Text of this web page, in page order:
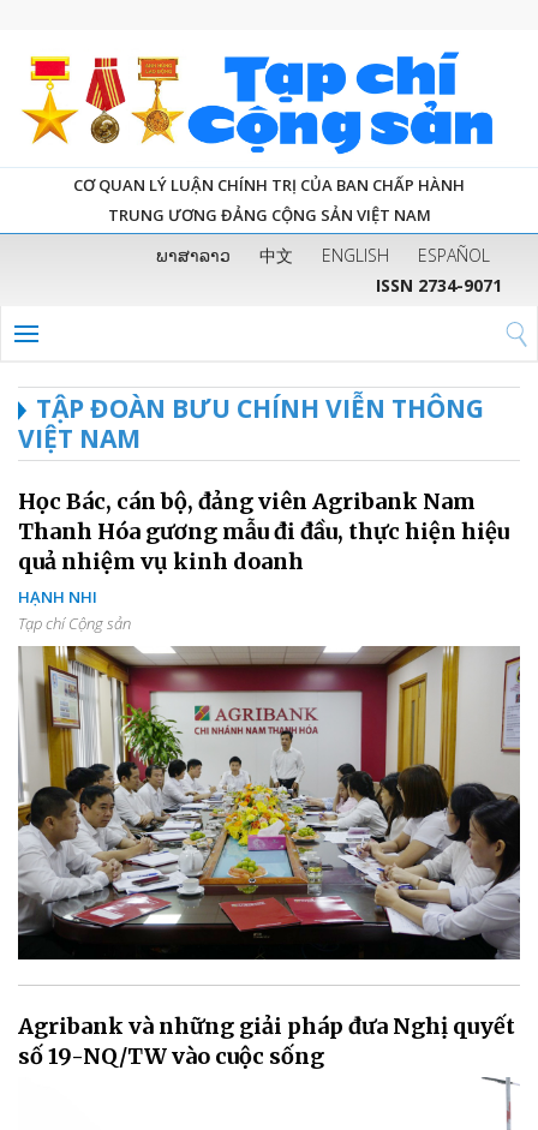
CƠ QUAN LÝ LUẬN CHÍNH TRỊ CỦA BAN CHẤP HÀNH
TRUNG ƯƠNG ĐẢNG CỘNG SẢN VIỆT NAM
ພາສາລາວ 中文 ENGLISH
ESPAÑOL
ISSN 2734-9071
TẬP ĐOÀN BƯU CHÍNH VIỄN THÔNG
VIỆT NAM
Học Bác, cán bộ, đảng viên Agribank Nam
Thanh Hóa gương mẫu đi đầu, thực hiện hiệu
quả nhiệm vụ kinh doanh
HẠNH NHI
Tạp chí Cộng sản
Agribank và những giải pháp đưa Nghị quyết
số 19-NQ/TW vào cuộc sống